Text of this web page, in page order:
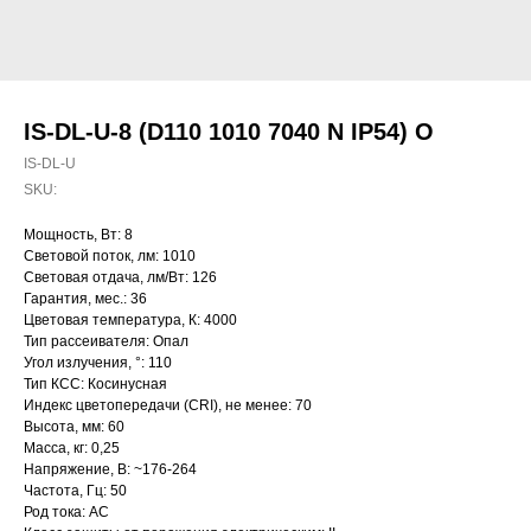
IS-DL-U-8 (D110 1010 7040 N IP54) O
IS-DL-U
SKU:
Мощность, Вт: 8
Световой поток, лм: 1010
Световая отдача, лм/Вт: 126
Гарантия, мес.: 36
Цветовая температура, К: 4000
Тип рассеивателя: Опал
Угол излучения, °: 110
Тип КСС: Косинусная
Индекс цветопередачи (CRI), не менее: 70
Высота, мм: 60
Масса, кг: 0,25
Напряжение, В: ~176-264
Частота, Гц: 50
Род тока: AC